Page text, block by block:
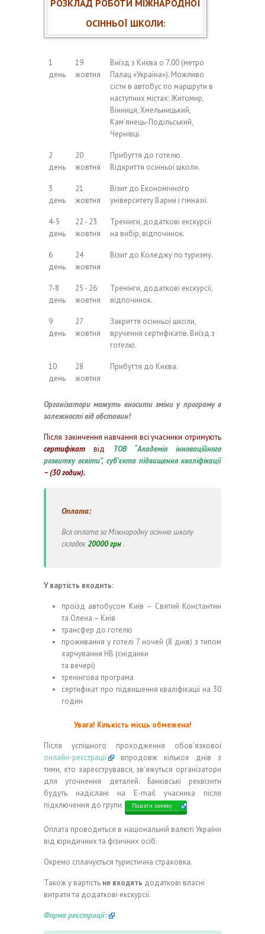
РОЗКЛАД РОБОТИ МІЖНАРОДНОЇ
ОСІННЬОЇ ШКОЛИ:
1
день
19
жовтня
Виїзд з Києва о 7.00 (метро
Палац «Україна»). Можливо
сісти в автобус по маршрути в
наступних містах: Житомир,
Вінниця, Хмельницький,
Кам’янець-Подільський,
Чернівці.
2
день
20
жовтня
Прибуття до готелю.
Відкриття осінньої школи.
3
день
21
жовтня
Візит до Економічного
університету Варни і гімназії.
4-5
день
22 - 23
жовтня
Тренінги, додаткові екскурсії
на вибір, відпочинок.
6
день
24
жовтня
Візит до Коледжу по туризму.
7-8
день
25 - 26
жовтня
Тренінги, додаткові екскурсії,
відпочинок.
9
день
27
жовтня
Закриття осінньої школи,
вручення сертифікатів. Виїзд з
готелю.
10
день
28
жовтня
Прибуття до Києва.
Організатори можуть вносити зміни у програму в
залежності від обставин!
Після закінчення навчання всі учасники отримують
сертифікатвід ТОВ “Академія інноваційного
розвитку освіти”, суб’єкта підвищення кваліфікації
– (30 годин).
Оплата:
Вся оплата за Міжнародну осінню школу
складає20000 грн.
У вартість входить:
проїзд автобусом Київ – Святий Константин
та Олена – Київ
трансфер до готелю
проживання у готелі 7 ночей (8 днів) з типом
харчування НВ (сніданки
та вечері)
тренінгова програма
сертифікат про підвищення кваліфікації на 30
годин
Увага! Кількість місць обмежена!
Після успішного проходження обов’язкової
онлайн-реєстрації
впродовж кількох днів з
тими, хто зареєструвався, зв’яжуться організатори
для уточнення деталей. Банківські реквізити
будуть надіслані на E-mail учасника після
підключення до групи.
Подати заявку
Оплата проводиться в національній валюті України
від юридичних та фізичних осіб.
Окремо сплачується туристична страховка.
Також у вартість не входять додаткові власні
витрати та додаткові екскурсії.
Форма реєстрації: